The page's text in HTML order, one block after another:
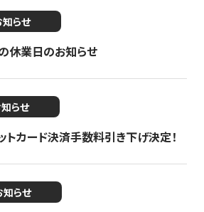
知らせ
休業日のお知らせ
らせ
トカード決済手数料引き下げ決定！
知らせ